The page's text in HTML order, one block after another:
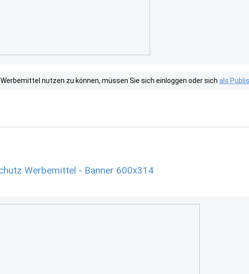
nutzen zu können, müssen Sie sich einloggen oder sich als
Werbemittel - Banner 600x314